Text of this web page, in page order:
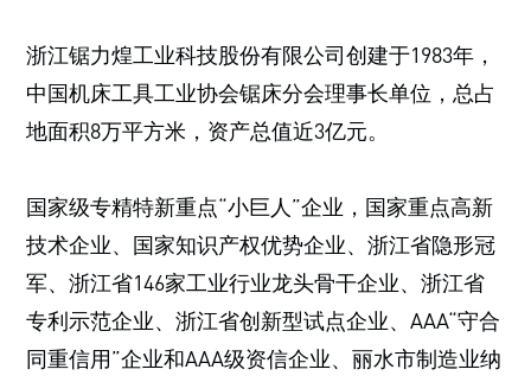
浙江锯力煌工业科技股份有限公司创建于1983年，
中国机床工具工业协会锯床分会理事长单位，总占
地面积8万平方米，资产总值近3亿元。
国家级专精特新重点“小巨人”企业，国家重点高新
技术企业、国家知识产权优势企业、浙江省隐形冠
军、浙江省146家工业行业龙头骨干企业、浙江省
专利示范企业、浙江省创新型试点企业、AAA“守合
同重信用”企业和AAA级资信企业、丽水市制造业纳